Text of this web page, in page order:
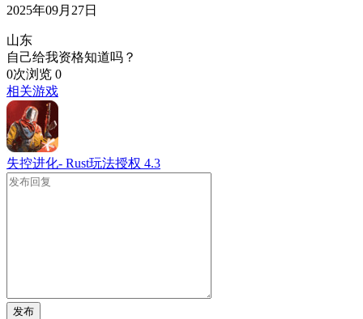
2025年09月27日
山东
自己给我资格知道吗？
0次浏览 0
相关游戏
失控进化- Rust玩法授权 4.3
发布